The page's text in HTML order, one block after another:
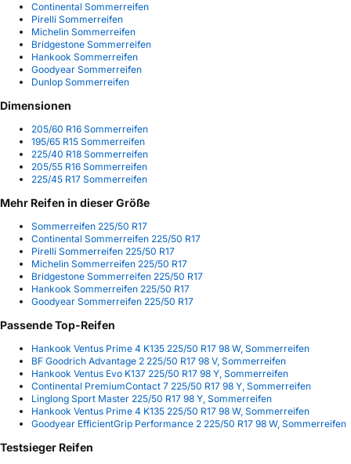
Continental Sommerreifen
Pirelli Sommerreifen
Michelin Sommerreifen
Bridgestone Sommerreifen
Hankook Sommerreifen
Goodyear Sommerreifen
Dunlop Sommerreifen
Dimensionen
205/60 R16 Sommerreifen
195/65 R15 Sommerreifen
225/40 R18 Sommerreifen
205/55 R16 Sommerreifen
225/45 R17 Sommerreifen
Mehr Reifen in dieser Größe
Sommerreifen 225/50 R17
Continental Sommerreifen 225/50 R17
Pirelli Sommerreifen 225/50 R17
Michelin Sommerreifen 225/50 R17
Bridgestone Sommerreifen 225/50 R17
Hankook Sommerreifen 225/50 R17
Goodyear Sommerreifen 225/50 R17
Passende Top-Reifen
Hankook Ventus Prime 4 K135 225/50 R17 98 W, Sommerreifen
BF Goodrich Advantage 2 225/50 R17 98 V, Sommerreifen
Hankook Ventus Evo K137 225/50 R17 98 Y, Sommerreifen
Continental PremiumContact 7 225/50 R17 98 Y, Sommerreifen
Linglong Sport Master 225/50 R17 98 Y, Sommerreifen
Hankook Ventus Prime 4 K135 225/50 R17 98 W, Sommerreifen
Goodyear EfficientGrip Performance 2 225/50 R17 98 W, Sommerreifen
Testsieger Reifen